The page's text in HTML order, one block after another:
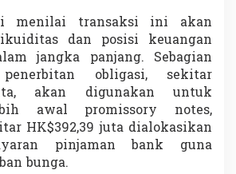
menilai transaksi ini akan
dan posisi keuangan
jangka panjang. Sebagian
obligasi, sekitar
akan digunakan untuk
awal promissory notes,
HK$392,39 juta dialokasikan
pinjaman bank guna
bunga.